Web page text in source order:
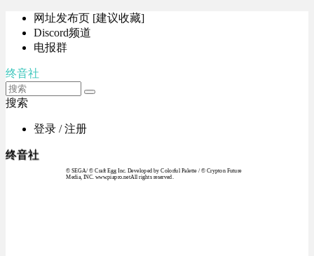
网址发布页 [建议收藏]
Discord频道
电报群
终音社
搜索
登录 / 注册
终音社
© SEGA / © Craft Egg Inc. Developed by Colorful Palette / © Crypton Future
Media, INC. www.piapro.netAll rights reserved.